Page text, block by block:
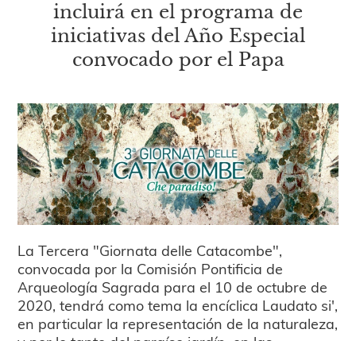
incluirá en el programa de
iniciativas del Año Especial
convocado por el Papa
La Tercera "Giornata delle Catacombe",
convocada por la Comisión Pontificia de
Arqueología Sagrada para el 10 de octubre de
2020, tendrá como tema la encíclica Laudato si',
en particular la representación de la naturaleza,